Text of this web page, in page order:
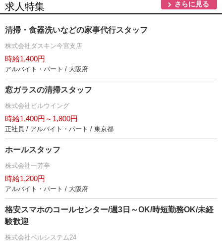
求人特集 さらに見る
清掃・食器洗いなどの家事代行スタッフ
株式会社ダスキン今宮支店
時給1,400円
アルバイト・パート / 大阪府
窓ガラスの清掃スタッフ
株式会社ビルウイング
時給1,400円～1,800円
正社員 / アルバイト・パート / 東京都
ホールスタッフ
株式会社一芳亭
時給1,200円
アルバイト・パート / 大阪府
格安スマホのコールセンター/週3日～OK/時短勤務OK/未経
験歓迎
株式会社ベルシステム24